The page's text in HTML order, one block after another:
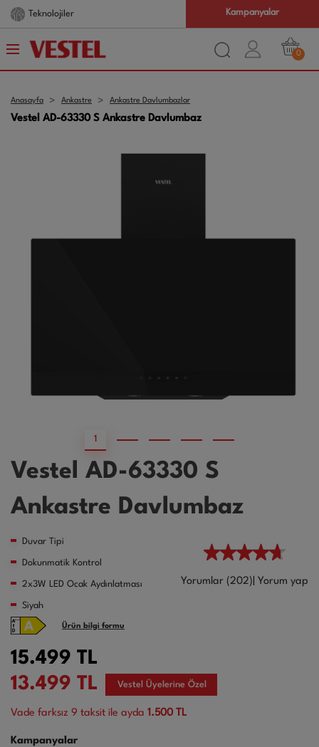
Teknolojiler Kampanyalar
0
Anasayfa Ankastre Ankastre Davlumbazlar
Vestel AD-63330 S Ankastre Davlumbaz
1
Vestel AD-63330 S
Ankastre Davlumbaz
Duvar Tipi
Dokunmatik Kontrol
2x3W LED Ocak Aydınlatması
Siyah
Yorumlar (202) Yorum yap
Ürün bilgi formu
15.499 TL
13.499 TL Vestel Üyelerine Özel
Vade farksız 9 taksit ile ayda 1.500 TL
Kampanyalar